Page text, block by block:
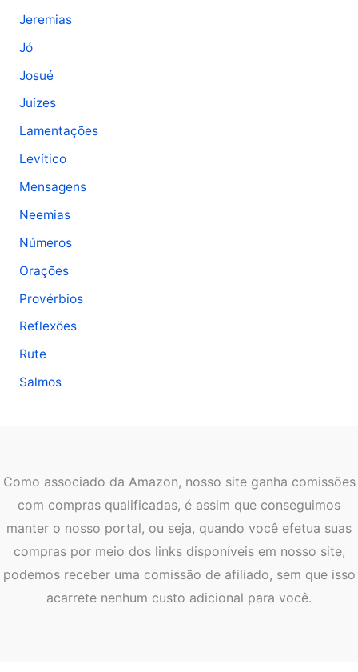
Jeremias
Jó
Josué
Juízes
Lamentações
Levítico
Mensagens
Neemias
Números
Orações
Provérbios
Reflexões
Rute
Salmos
Como associado da Amazon, nosso site ganha comissões
com compras qualificadas, é assim que conseguimos
manter o nosso portal, ou seja, quando você efetua suas
compras por meio dos links disponíveis em nosso site,
podemos receber uma comissão de afiliado, sem que isso
acarrete nenhum custo adicional para você.